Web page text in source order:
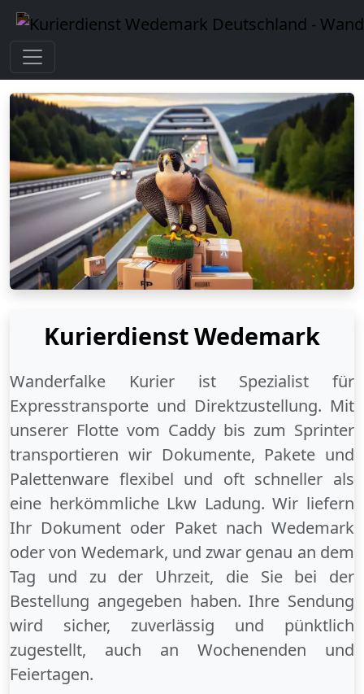
Kurierdienst Wedemark
Wanderfalke Kurier ist Spezialist für
Expresstransporte und Direktzustellung. Mit
unserer Flotte vom Caddy bis zum Sprinter
transportieren wir Dokumente, Pakete und
Palettenware flexibel und oft schneller als
eine herkömmliche Lkw Ladung. Wir liefern
Ihr Dokument oder Paket nach Wedemark
odervon Wedemark, und zwar genau an dem
Tag und zu der Uhrzeit, die Sie bei der
Bestellung angegeben haben. Ihre Sendung
wird sicher, zuverlässig und pünktlich
zugestellt, auch an Wochenenden und
Feiertagen.